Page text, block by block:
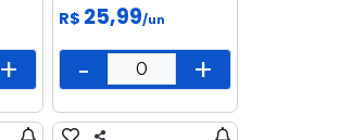
+
R$ 25,99/un
- +